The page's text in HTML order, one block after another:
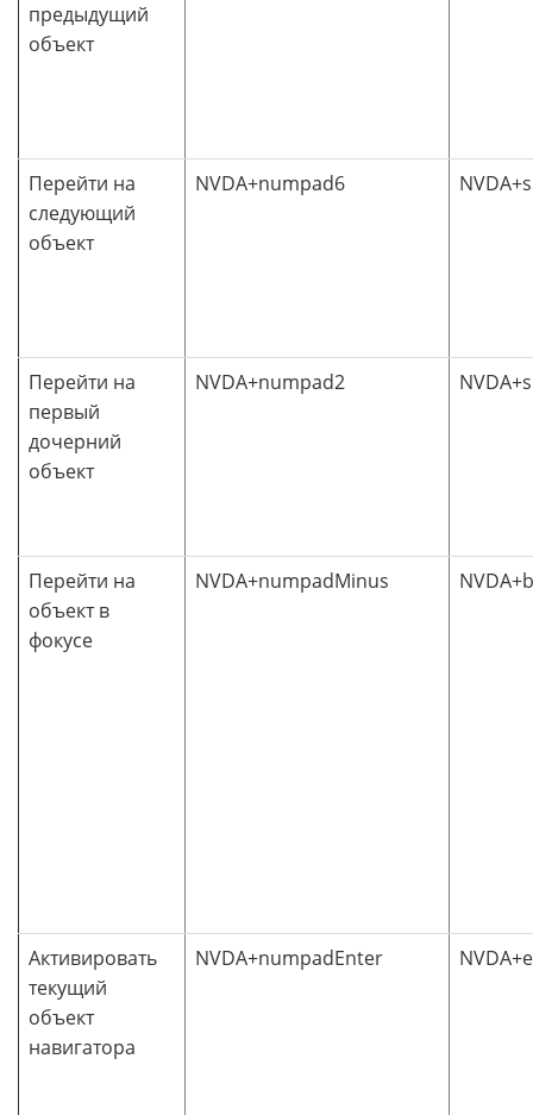
предыдущий
объект
Перейти на
следующий
объект
NVDA+numpad6
Перейти на
первый
дочерний
объект
NVDA+numpad2
Перейти на
объект в
фокусе
NVDA+numpadMinus
Активировать
текущий
объект
навигатора
NVDA+numpadEnter